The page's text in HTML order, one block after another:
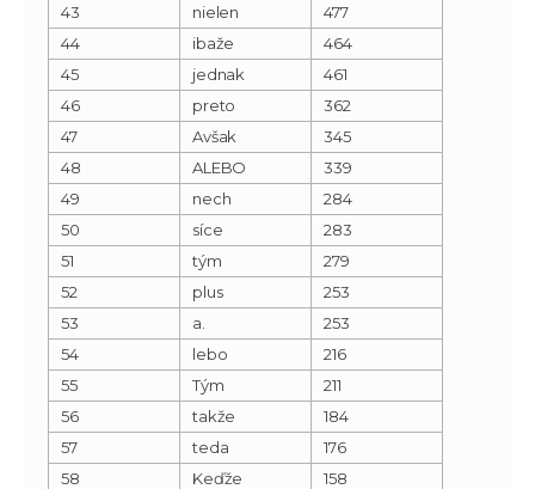
43
nielen
477
44
ibaže
464
45
jednak
461
46
preto
362
47
Avšak
345
48
ALEBO
339
49
nech
284
50
síce
283
51
tým
279
52
plus
253
53
a.
253
54
lebo
216
55
Tým
211
56
takže
184
57
teda
176
58
Keďže
158